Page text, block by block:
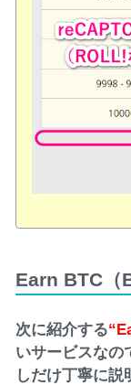
Earn BTC（
次に紹介する
いサービスなの
しだけ丁寧に説